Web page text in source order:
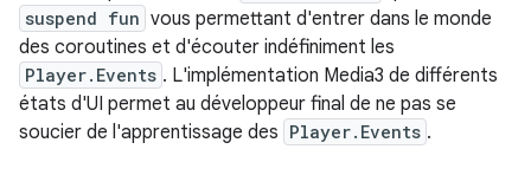
suspend fun vous permettant d'entrer dans le monde
des coroutines et d'écouter indéfiniment les
Player.Events . L'implémentation Media3 de différents
états d'UI permet au développeur final de ne pas se
soucier de l'apprentissage des Player.Events .